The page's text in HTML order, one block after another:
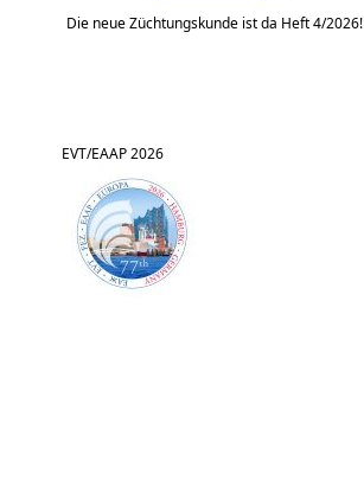
Die neue Züchtungskunde ist da Heft 4/2026!
EVT/EAAP 2026